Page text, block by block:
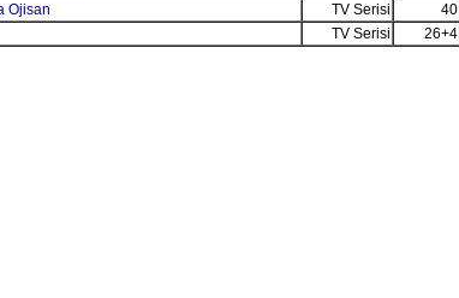
Ojisan
TV Serisi 40
TV Serisi 26+4